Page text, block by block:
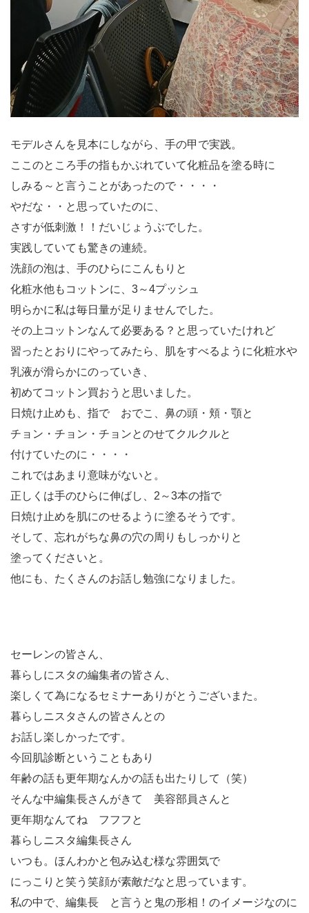
モデルさんを見本にしながら、手の甲で実践。
ここのところ手の指もかぶれていて化粧品を塗る時に
しみる～と言うことがあったので・・・・
やだな・・と思っていたのに、
さすが低刺激！！だいじょうぶでした。
実践していても驚きの連続。
洗顔の泡は、手のひらにこんもりと
化粧水他もコットンに、3～4プッシュ
明らかに私は毎日量が足りませんでした。
その上コットンなんて必要ある？と思っていたけれど
習ったとおりにやってみたら、肌をすべるように化粧水や
乳液が滑らかにのっていき、
初めてコットン買おうと思いました。
日焼け止めも、指で おでこ、鼻の頭・頬・顎と
チョン・チョン・チョンとのせてクルクルと
付けていたのに・・・・
これではあまり意味がないと。
正しくは手のひらに伸ばし、2～3本の指で
日焼け止めを肌にのせるように塗るそうです。
そして、忘れがちな鼻の穴の周りもしっかりと
塗ってくださいと。
他にも、たくさんのお話し勉強になりました。
セーレンの皆さん、
暮らしにスタの編集者の皆さん、
楽しくて為になるセミナーありがとうございまた。
暮らしニスタさんの皆さんとの
お話し楽しかったです。
今回肌診断ということもあり
年齢の話も更年期なんかの話も出たりして（笑）
そんな中編集長さんがきて 美容部員さんと
更年期なんてね フフフと
暮らしニスタ編集長さん
いつも。ほんわかと包み込む様な雰囲気で
にっこりと笑う笑顔が素敵だなと思っています。
私の中で、編集長 と言うと鬼の形相！のイメージなのに